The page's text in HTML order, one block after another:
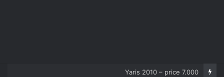
Corolla 2007 – price 5.000